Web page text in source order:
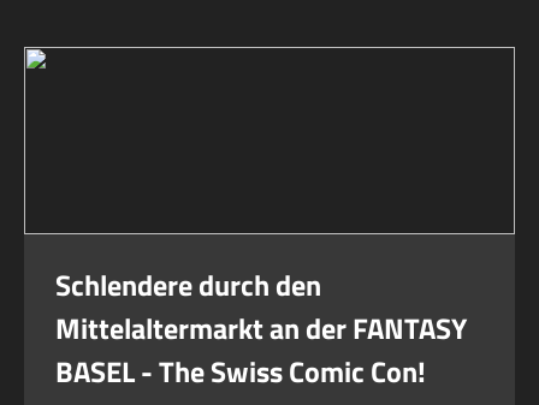
Schlendere durch den
Mittelaltermarkt an der FANTASY
BASEL - The Swiss Comic Con!